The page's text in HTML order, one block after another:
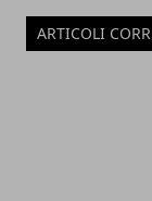
ARTICOLI